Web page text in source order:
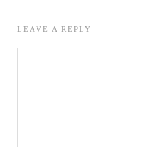
LEAVE A REPLY